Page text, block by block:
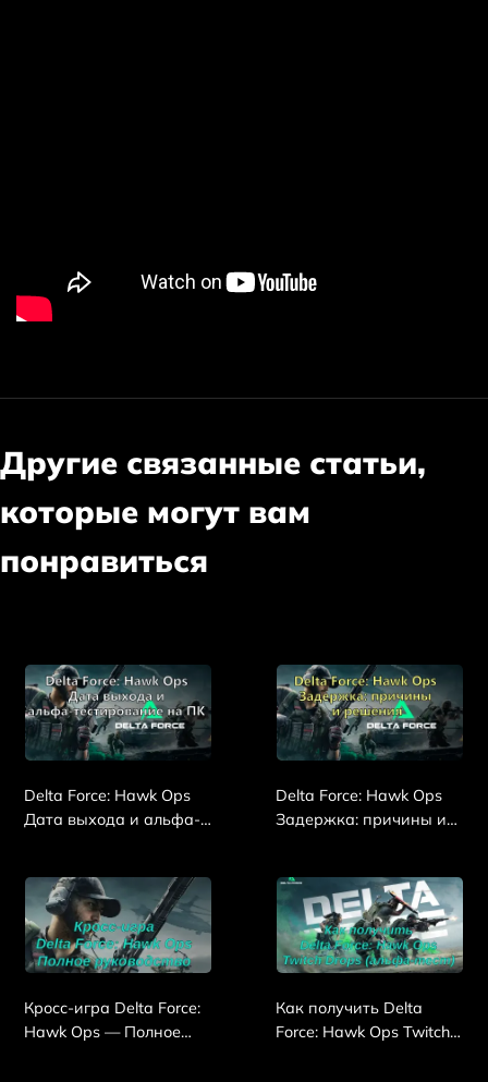
Другие связанные статьи,
которые могут вам
понравиться
Delta Force: Hawk Ops
Дата выхода и альфа-
Delta Force: Hawk Ops
Задержка: причины и
Кросс-игра Delta Force:
Hawk Ops — Полное
Как получить Delta
Force: Hawk Ops Twitch